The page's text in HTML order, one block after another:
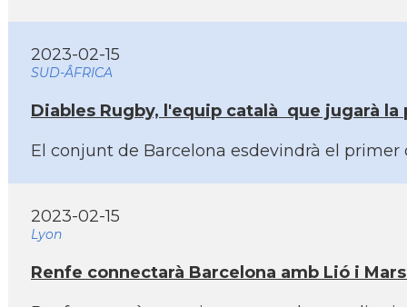
2023-02-15
SUD-ÂFRICA
Diables Rugby, l'equip català que jugarà
El conjunt de Barcelona esdevindrà el
2023-02-15
Lyon
Renfe connectarà Barcelona amb Lió i